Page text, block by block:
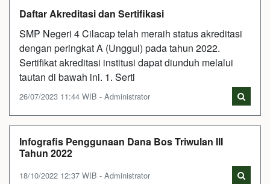
Daftar Akreditasi dan Sertifikasi
SMP Negeri 4 Cilacap telah meraih status akreditasi
dengan peringkat A (Unggul) pada tahun 2022.
Sertifikat akreditasi institusi dapat diunduh melalui
tautan di bawah ini. 1. Serti
26/07/2023 11:44 WIB - Administrator
Infografis Penggunaan Dana Bos Triwulan III
Tahun 2022
18/10/2022 12:37 WIB - Administrator